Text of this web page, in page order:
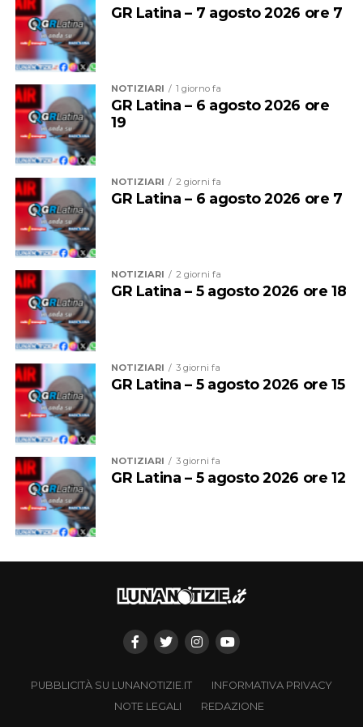
GR Latina – 7 agosto 2026 ore 7
NOTIZIARI 1 giorno fa
GR Latina – 6 agosto 2026 ore
19
NOTIZIARI 2 giorni fa
GR Latina – 6 agosto 2026 ore 7
NOTIZIARI 2 giorni fa
GR Latina – 5 agosto 2026 ore 18
NOTIZIARI 3 giorni fa
GR Latina – 5 agosto 2026 ore 15
NOTIZIARI 3 giorni fa
GR Latina – 5 agosto 2026 ore 12
PUBBLICITÀ SU LUNANOTIZIE.IT
INFORMATIVA PRIVACY
NOTE LEGALI
REDAZIONE